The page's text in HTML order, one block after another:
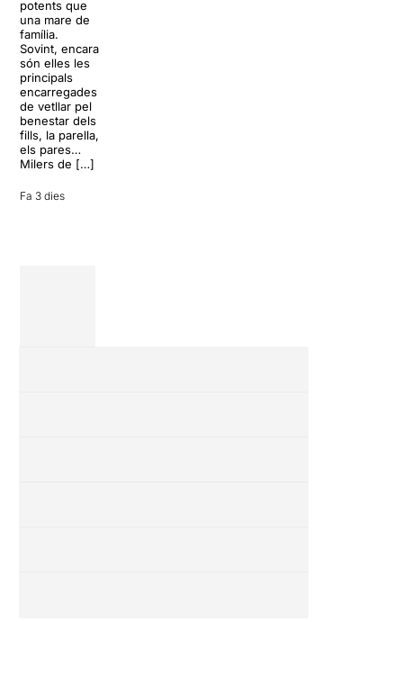
potents que
una mare de
família.
Sovint, encara
són elles les
principals
encarregades
de vetllar pel
benestar dels
fills, la parella,
els pares…
Milers de […]
Fa 3 dies